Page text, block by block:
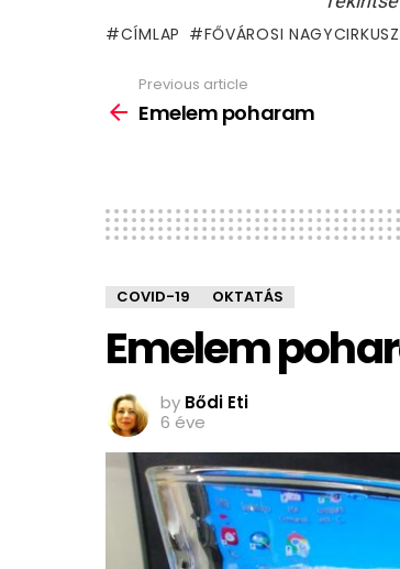
CÍMLAP FŐVÁROSI NAGYCIRKUSZ
more
Previous article
Emelem poharam
COVID-19 OKTATÁS
Emelem
by Bődi Eti
6 éve